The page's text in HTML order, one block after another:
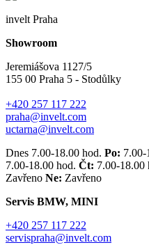
invelt Praha
Showroom
Jeremiášova 1127/5
155 00 Praha 5 - Stodůlky
+420 257 117 222
praha@invelt.com
uctarna@invelt.com
Dnes 7.00-18.00 hod. Po: 7.00-
7.00-18.00 hod. Čt: 7.00-18.00
Zavřeno Ne: Zavřeno
Servis BMW, MINI
+420 257 117 222
servispraha@invelt.com